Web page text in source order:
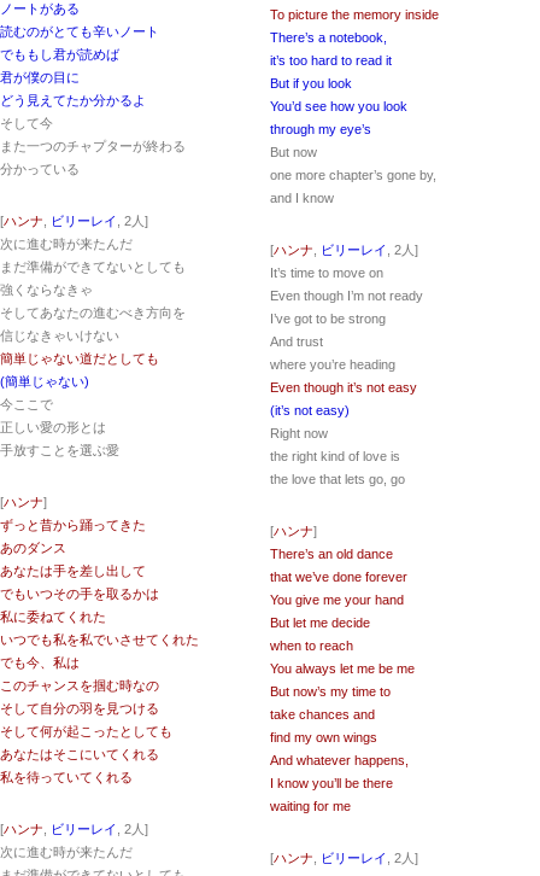
ノートがある
読むのがとても辛いノート
でももし君が読めば
君が僕の目に
どう見えてたか分かるよ
そして今
また一つのチャプターが終わる
分かっている
[ハンナ ビリーレイ
, 2人]
次に進む時が来たんだ
まだ準備ができてないとしても
強くならなきゃ
そしてあなたの進むべき方向を
信じなきゃいけない
簡単じゃない道だとしても
(簡単じゃない)
今ここで
正しい愛の形とは
手放すことを選ぶ愛
[ハンナ]
ずっと昔から踊ってきた
あのダンス
あなたは手を差し出して
でもいつその手を取るかは
私に委ねてくれた
いつでも私を私でいさせてくれた
でも今、私は
このチャンスを掴む時なの
そして自分の羽を見つける
そして何が起こったとしても
あなたはそこにいてくれる
私を待っていてくれる
[ハンナ ビリーレイ
, 2人]
次に進む時が来たんだ
To picture the memory inside
There’s a notebook,
it’s too hard to read it
But if you look
You’d see how you look
through my eye’s
But now
one more chapter’s gone by,
and I know
[ハンナ ビリーレイ
, 2人]
It’s time to move on
Even though I’m not ready
I’ve got to be strong
And trust
where you’re heading
Even though it’s not easy
(it’s not easy)
Right now
the right kind of love is
the love that lets go, go
[ハンナ]
There’s an old dance
that we’ve done forever
You give me your hand
But let me decide
when to reach
You always let me be me
But now’s my time to
take chances and
find my own wings
And whatever happens,
I know you’ll be there
waiting for me
[ハンナ ビリーレイ
, 2人]